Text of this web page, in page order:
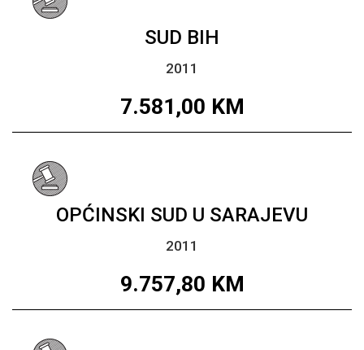
SUD BIH
2011
7.581,00 KM
OPĆINSKI SUD U SARAJEVU
2011
9.757,80 KM